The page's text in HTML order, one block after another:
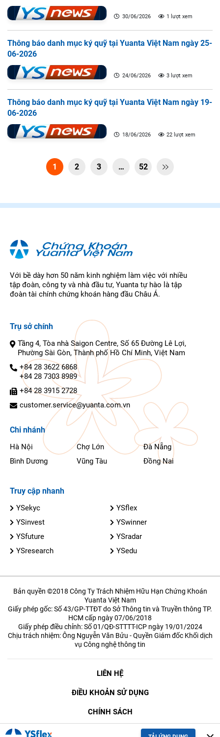
30/06/2026 1 lượt xem
Thông báo danh mục ký quỹ tại Yuanta Việt Nam ngày 25-
06-2026
24/06/2026 3 lượt xem
Thông báo danh mục ký quỹ tại Yuanta Việt Nam ngày 19-
06-2026
18/06/2026 22 lượt xem
1 2 3 … 52 
Với bề dày hơn 50 năm kinh nghiệm làm việc với nhiều
tập đoàn, công ty và nhà đầu tư, Yuanta tự hào là tập
đoàn tài chính chứng khoán hàng đầu Châu Á.
Trụ sở chính
Tầng 4, Tòa nhà Saigon Centre, Số 65 Đường Lê Lợi,
Phường Sài Gòn, Thành phố Hồ Chí Minh, Việt Nam
+84 28 3622 6868
+84 28 7303 8989
+84 28 3915 2728
customer.service@yuanta.com.vn
Chi nhánh
Hà Nội Chợ Lớn
Đà Nẵng
Bình Dương
Vũng Tàu Đồng Nai
Truy cập nhanh
YSekyc
YSflex
YSinvest
YSwinner
YSfuture
YSradar
YSresearch
YSedu
Bản quyền ©2018 Công Ty Trách Nhiệm Hữu Hạn Chứng Khoán
Yuanta Việt Nam
Giấy phép gốc: Số 43/GP-TTĐT do Sở Thông tin và Truyền thông TP.
HCM cấp ngày 07/06/2018
Giấy phép điều chỉnh: Số 01/QĐ-STTTT-ICP ngày 19/01/2024
Chịu trách nhiệm: Ông Nguyễn Văn Bửu - Quyền Giám đốc Khối dịch
vụ Công nghệ thông tin
LIÊN HỆ
ĐIỀU KHOẢN SỬ DỤNG
CHÍNH SÁCH